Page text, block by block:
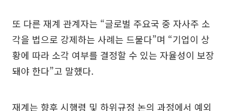
또 다른 재계 관계자는 “글로벌 주요국 중 자사주 소
각을 법으로 강제하는 사례는 드물다”며 “기업이 상
황에 따라 소각 여부를 결정할 수 있는 자율성이 보장
돼야 한다”고 말했다.
재계는 향후 시행령 및 하위규정 논의 과정에서 예외